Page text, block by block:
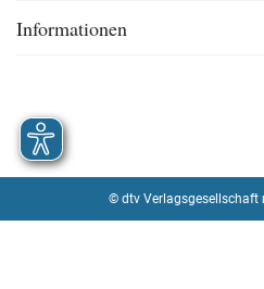
Informationen
© dtv Verlagsgesellschaft